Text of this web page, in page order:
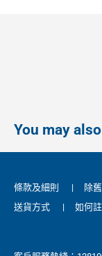
You may
條款及細則 | 除
送貨方式
| 如何